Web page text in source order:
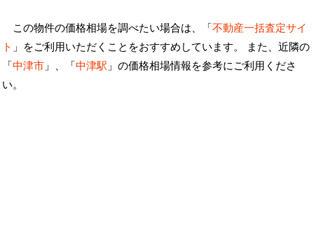
この物件の価格相場を調べたい場合は、「不動産一括査定サイ
ト 」をご利用いただくことをおすすめしています。 また、近隣の
「中津市 」、「中津駅 」の価格相場情報を参考にご利用くださ
い。